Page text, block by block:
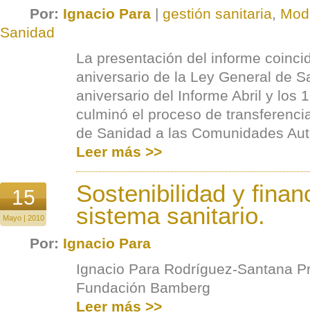
Por: Ignacio Para | gestión sanitaria,
Sanidad
La presentación del informe
aniversario de la Ley General de
aniversario del Informe Abril y los
culminó el proceso de
de Sanidad a las Comunidades
Leer más >>
15
Mayo | 2010
Sostenibilidad y
sistema sanitario.
Por: Ignacio Para
Ignacio Para Rodríguez-Santana
Fundación Bamberg
Leer más >>